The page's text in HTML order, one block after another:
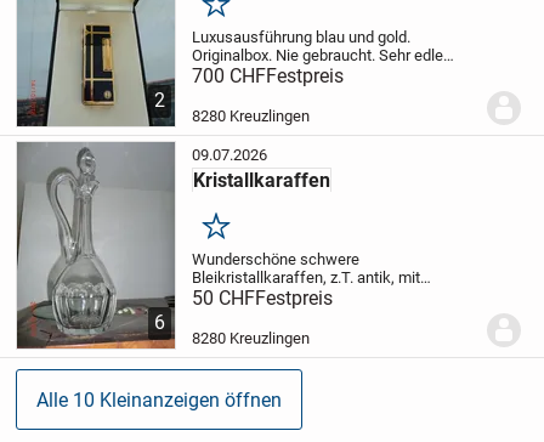
2
Merken
Luxusausführung blau und gold.
Originalbox. Nie gebraucht. Sehr edle
Ausführung. Es exisitieren nur wenige
700 CHFFestpreis
8280 Kreuzlingen
6
09.07.2026
Kristallkaraffen
Merken
Wunderschöne schwere
Bleikristallkaraffen, z.T. antik, mit
Kristallpfropfen und z.T. mit
Blattgoldrand. Ab 50.--/Stk.
50 CHFFestpreis
8280 Kreuzlingen
Alle 10 Kleinanzeigen öffnen